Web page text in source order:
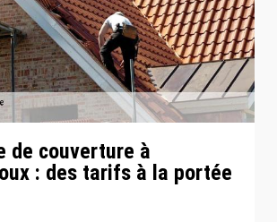
de couverture à
: des tarifs à la portée